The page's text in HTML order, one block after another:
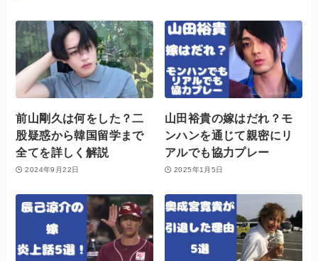
前山剛久は何をした？二
股疑惑から韓国留学まで
全てを詳しく解説
2024年9月22日
山田裕貴の嫁はだれ？モ
ンハンを通じて親密にリ
アルでも協力プレー
2025年1月5日